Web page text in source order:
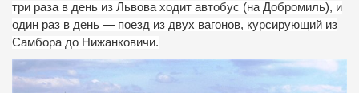
три раза в день из Львова ходит автобус (на Добромиль), и
один раз в день — поезд из двух вагонов, курсирующий из
Самбора до Нижанковичи.